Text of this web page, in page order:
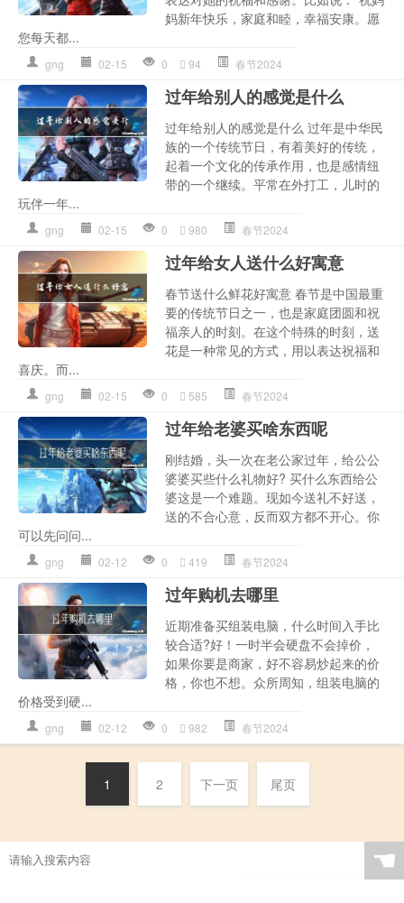
妈新年快乐，家庭和睦，幸福安康。愿
您每天都...
gng 02-15 0 94 春节2024
过年给别人的感觉是什么
过年给别人的感觉是什么 过年是中华民
族的一个传统节日，有着美好的传统，
起着一个文化的传承作用，也是感情纽
带的一个继续。平常在外打工，儿时的
玩伴一年...
gng 02-15 0 980 春节2024
过年给女人送什么好寓意
春节送什么鲜花好寓意 春节是中国最重
要的传统节日之一，也是家庭团圆和祝
福亲人的时刻。在这个特殊的时刻，送
花是一种常见的方式，用以表达祝福和
喜庆。而...
gng 02-15 0 585 春节2024
过年给老婆买啥东西呢
刚结婚，头一次在老公家过年，给公公
婆婆买些什么礼物好? 买什么东西给公
婆这是一个难题。现如今送礼不好送，
送的不合心意，反而双方都不开心。你
可以先问问...
gng 02-12 0 419 春节2024
过年购机去哪里
近期准备买组装电脑，什么时间入手比
较合适?好！一时半会硬盘不会掉价，
如果你要是商家，好不容易炒起来的价
格，你也不想。众所周知，组装电脑的
价格受到硬...
gng 02-12 0 982 春节2024
1 2 下一页 尾页
☚